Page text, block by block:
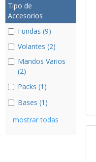
Tipo de
Accesorios
Fundas (9)
Volantes (2)
Mandos Varios
(2)
Packs (1)
Bases (1)
mostrar todas